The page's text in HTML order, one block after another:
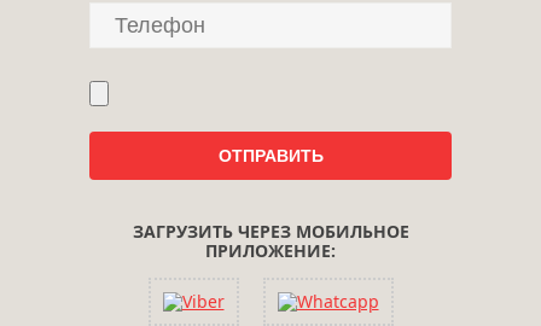
ЗАГРУЗИТЬ ЧЕРЕЗ МОБИЛЬНОЕ
ПРИЛОЖЕНИЕ: